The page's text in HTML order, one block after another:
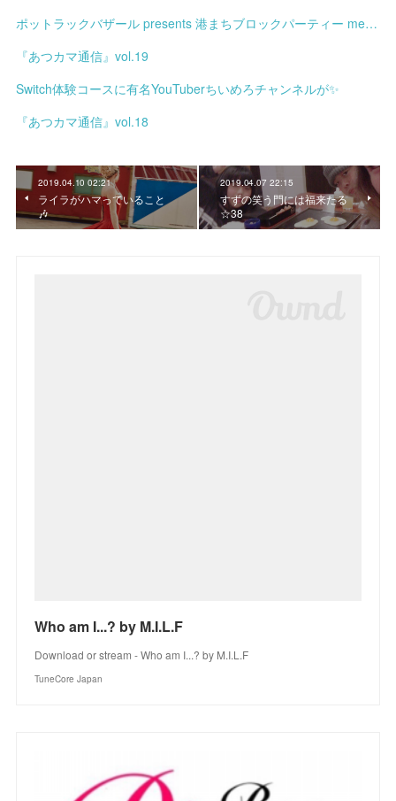
ポットラックバザール presents 港まちブロックパーティー meets みなと土曜市
『あつカマ通信』vol.19
Switch体験コースに有名YouTuberちいめろチャンネルが✨
『あつカマ通信』vol.18
2019.04.10 02:21
ライラがハマっていること
🎶
2019.04.07 22:15
すずの笑う門には福来たる
☆38
Who am I...? by M.I.L.F
Download or stream - Who am I...? by M.I.L.F
TuneCore Japan